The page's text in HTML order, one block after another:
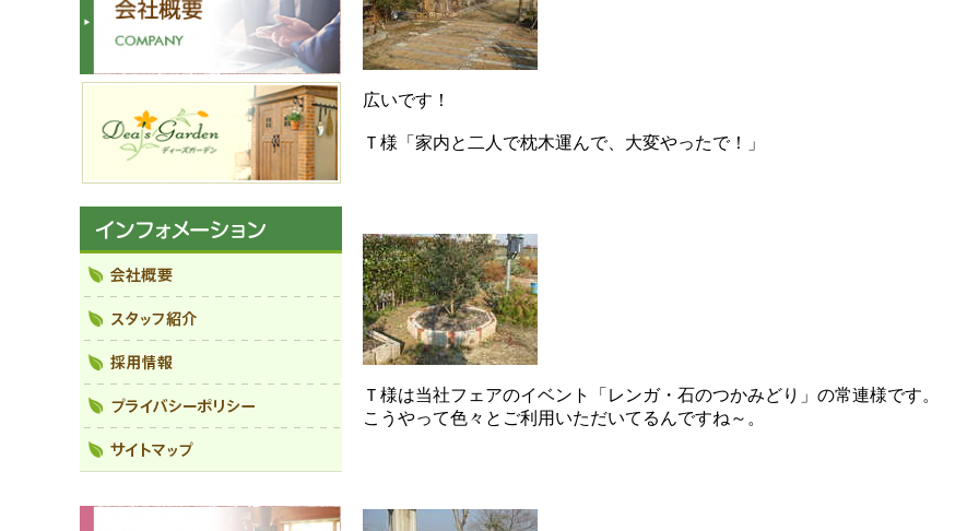
広いです！
Ｔ様「家内と二人で枕木運んで、大変やったで！」
Ｔ様は当社フェアのイベント「レンガ・石のつかみどり」の常連様です。
こうやって色々とご利用いただいてるんですね～。